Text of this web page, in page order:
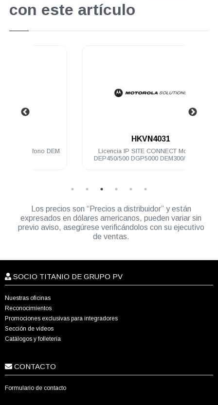
con este artículo
Licencia IP SITE CONNECT Motorola
DEP450/500 DGP5000 DEM300/400/500
Los precios son “Precios a distribuidor” y están
expresados en dólares americanos, pueden variar sin
previo aviso, asegúrese verificándolos con su ejecutivo
de ventas.
SOCIO TITANIO DE GRUPO PV
Nuestras oficinas
Reconocimientos
Promociones exclusivas para integradores
Sección de videos
Catálogos y folletería
CONTACTO
Formulario de contacto